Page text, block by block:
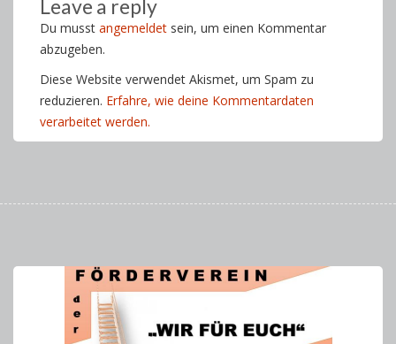
Leave a reply
Du musst angemeldet sein, um einen Kommentar
abzugeben.
Diese Website verwendet Akismet, um Spam zu
reduzieren. Erfahre, wie deine Kommentardaten
verarbeitet werden.